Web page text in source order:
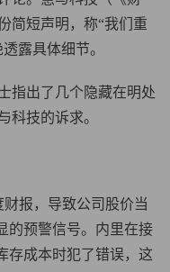
简短声明，称“我们重
露具体细节。
指出了几个隐藏在明处
科技的诉求。
报，导致公司股价当
的预警信号。内里在接
存成本时犯了错误，这